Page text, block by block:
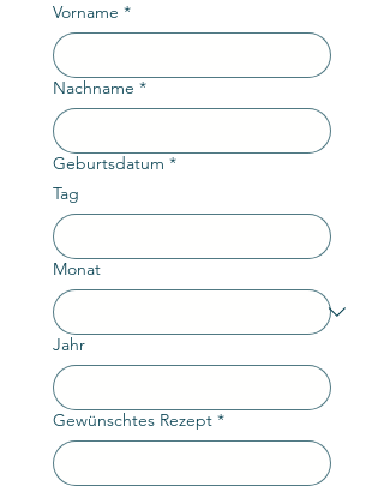
Vorname *
Nachname *
Geburtsdatum *
Tag
Monat
Jahr
Gewünschtes Rezept *